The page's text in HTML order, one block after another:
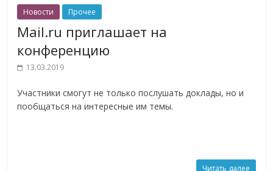
Новости Прочее
Mail.ru приглашает на
конференцию
13.03.2019
Участники смогут не только послушать доклады, но и
пообщаться на интересные им темы.
Читать далее